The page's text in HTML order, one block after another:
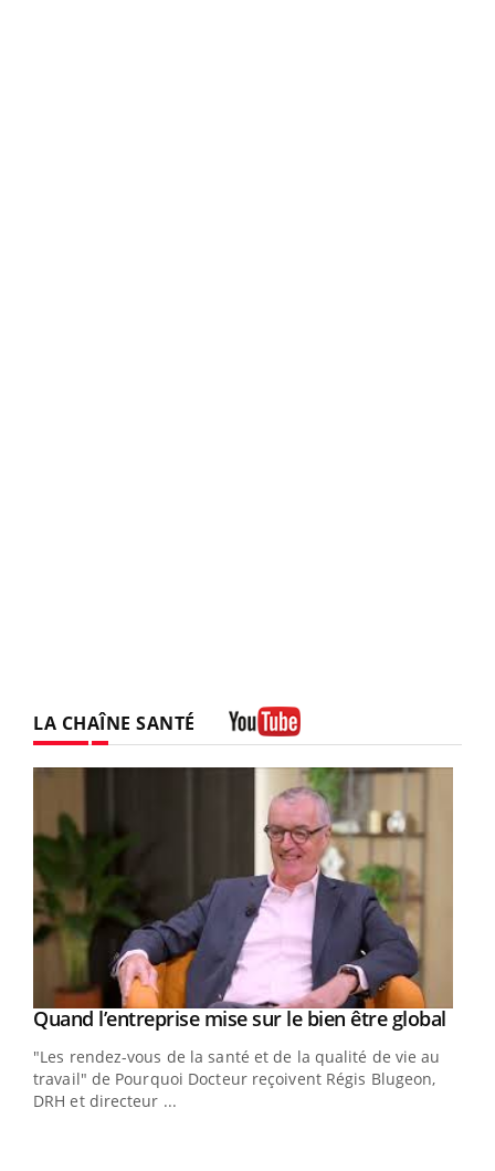
LA CHAÎNE SANTÉ
Youtube
Quand l’entreprise mise sur le bien être global
"Les rendez-vous de la santé et de la qualité de vie au
travail" de Pourquoi Docteur reçoivent Régis Blugeon,
DRH et directeur ...